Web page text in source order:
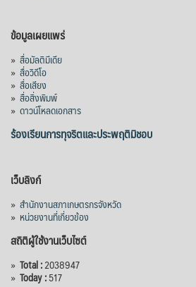
ข้อมูลเผยแพร่
» สื่อมัลติมีเดีย
» สื่อวิดีโอ
» สื่อเสียง
» สื่อสิ่งพิมพ์
» ดาวน์โหลดเอกสาร
ร้องเรียนการทุจริตและประพฤติมิชอบ
เว็บลิงก์
» สำนักงานสภาเกษตรกรจังหวัด
» หน่วยงานที่เกี่ยวข้อง
สถิติผู้ใช้งานเว็บไซต์
» Total :2038947
» Today :517